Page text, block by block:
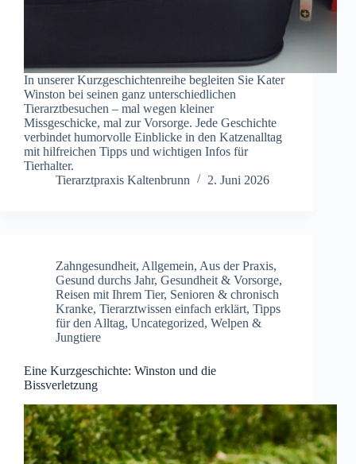
In unserer Kurzgeschichtenreihe begleiten Sie Kater
Winston bei seinen ganz unterschiedlichen
Tierarztbesuchen – mal wegen kleiner
Missgeschicke, mal zur Vorsorge. Jede Geschichte
verbindet humorvolle Einblicke in den Katzenalltag
mit hilfreichen Tipps und wichtigen Infos für
Tierhalter.
Tierarztpraxis Kaltenbrunn
2. Juni 2026
Zahngesundheit, Allgemein, Aus der Praxis,
Gesund durchs Jahr, Gesundheit & Vorsorge,
Reisen mit Ihrem Tier, Senioren & chronisch
Kranke, Tierarztwissen einfach erklärt, Tipps
für den Alltag, Uncategorized, Welpen &
Jungtiere
Eine Kurzgeschichte: Winston und die
Bissverletzung